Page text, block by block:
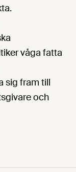
våga fatta
sig fram till
och